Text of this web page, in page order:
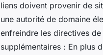
liens doivent provenir de
une autorité de domaine
enfreindre les directives
supplémentaires : En plus